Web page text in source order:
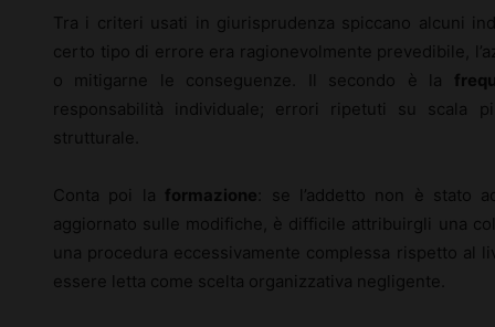
Tra i criteri usati in giurisprudenza spiccano alcuni
certo tipo di errore era ragionevolmente prevedibile,
o mitigarne le conseguenze. Il secondo è la
responsabilità individuale; errori ripetuti su scala
strutturale.
Conta poi la formazione : se l’addetto non è stato
aggiornato sulle modifiche, è difficile attribuirgli una
una procedura eccessivamente complessa rispetto al
essere letta come scelta organizzativa negligente.